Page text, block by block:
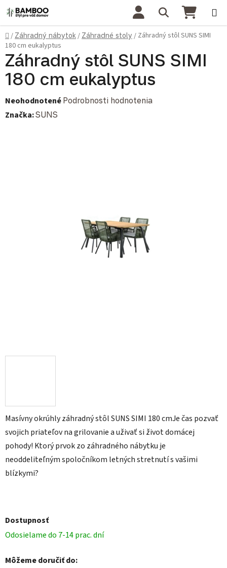
Prejsť na obsah Hľadať
Domov
/ Záhradný nábytok / Záhradné stoly / Záhradný stôl SUNS SIMI
180 cm eukalyptus
Masívny okrúhly záhradný stôl SUNS SIMI 180 cmJe čas pozvať
svojich priateľov na grilovanie a uživať si život domácej
pohody! Ktorý prvok zo záhradného nábytku je
neoddeliteľným spoločníkom letných stretnutí s vašimi
blízkymi?
Dostupnosť
Odosielame do 7-14 prac. dní
Môžeme doručiť do:
Záhradný stôl SUNS SIMI
180 cm eukalyptus
Priemerné hodnotenie produktu je 0,0 z 5 hviezdičiek.
Neohodnotené Podrobnosti hodnotenia
Značka:SUNS